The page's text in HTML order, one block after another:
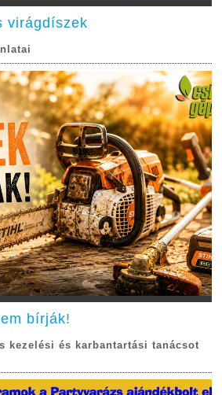
virágdíszek
bírják!
kezelési és karbantartási tanácsot